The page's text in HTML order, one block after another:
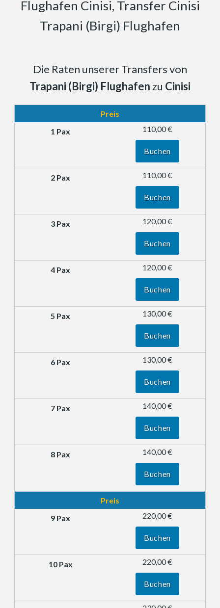
Flughafen Cinisi, Transfer Cinisi
Trapani (Birgi) Flughafen
Die Raten unserer Transfers von
Trapani (Birgi) Flughafen zu Cinisi
Preis
110,00 €
Buchen
110,00 €
Buchen
120,00 €
Buchen
120,00 €
Buchen
130,00 €
Buchen
130,00 €
Buchen
140,00 €
Buchen
140,00 €
Buchen
Preis
220,00 €
Buchen
220,00 €
Buchen